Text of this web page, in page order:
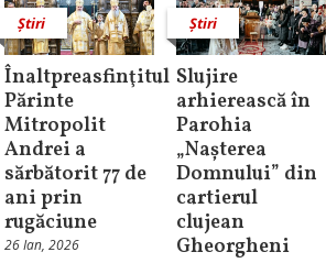
Știri
Înaltpreasfinţitul
Părinte
Mitropolit
Andrei a
sărbătorit 77 de
ani prin
rugăciune
26 Ian, 2026
Știri
Slujire
arhierească în
Parohia
„Nașterea
Domnului” din
cartierul
clujean
Gheorgheni